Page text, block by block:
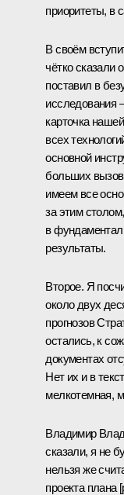
приоритеты, в
В своём
чётко сказали
поставил в
исследования
карточка
всех
основной
больших
имеем все
за этим
в
результаты.
Второе. Я
около двух
прогнозов
остались, к
документах
Нет их и в
мелкотемная,
Владимир
сказали, я не
нельзя же
проекта плана